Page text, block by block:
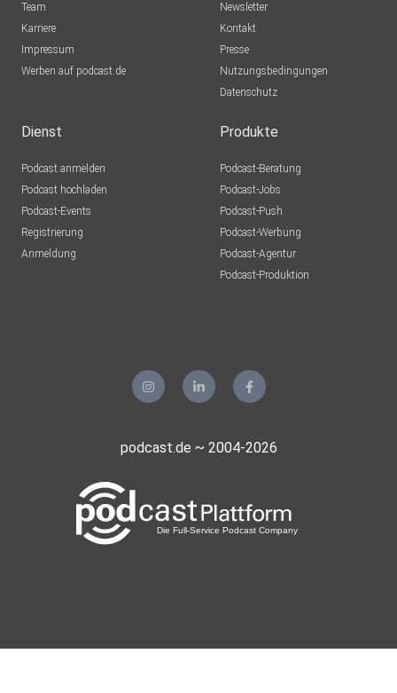
Team
Karriere
Impressum
Werben auf podcast.de
Newsletter
Kontakt
Presse
Nutzungsbedingungen
Datenschutz
Dienst
Podcast anmelden
Podcast hochladen
Podcast-Events
Registrierung
Anmeldung
Produkte
Podcast-Beratung
Podcast-Jobs
Podcast-Push
Podcast-Werbung
Podcast-Agentur
Podcast-Produktion
podcast.de ~ 2004-2026